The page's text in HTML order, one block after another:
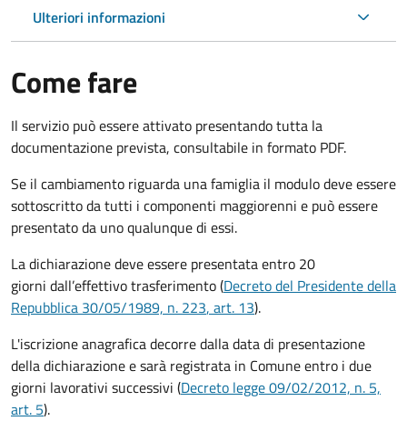
Ulteriori informazioni
Come fare
Il servizio può essere attivato presentando tutta la
documentazione prevista, consultabile in formato PDF.
Se il cambiamento riguarda una famiglia il modulo deve essere
sottoscritto da tutti i componenti maggiorenni e può essere
presentato da uno qualunque di essi.
La dichiarazione deve essere presentata entro 20
giorni dall’effettivo trasferimento (Decreto del Presidente della
Repubblica 30/05/1989, n. 223, art. 13).
L'iscrizione anagrafica decorre dalla data di presentazione
della dichiarazione e sarà registrata in Comune entro i due
giorni lavorativi successivi (Decreto legge 09/02/2012, n. 5,
art. 5).